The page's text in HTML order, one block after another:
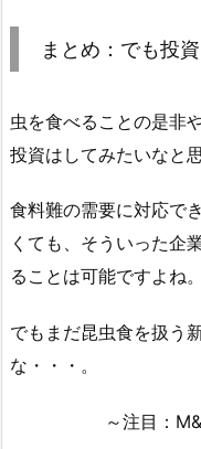
まとめ：でも投
虫を食べることの是非
投資はしてみたいなと
食料難の需要に対応で
くても、そういった企
ることは可能ですよね。
でもまだ昆虫食を扱う
な・・・。
～注目：